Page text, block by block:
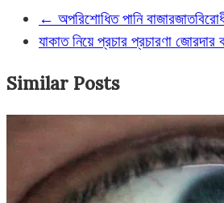
← অপরিশোধিত পানি
যাকাত নিয়ে প্রচার প্রচারণা জোরদার
Similar Posts